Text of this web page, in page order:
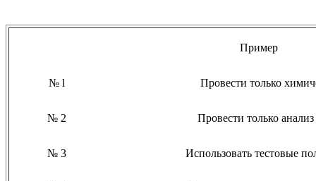
Пример
№ l Провести только
№ 2 Провести только
№ 3 Использовать тестовые